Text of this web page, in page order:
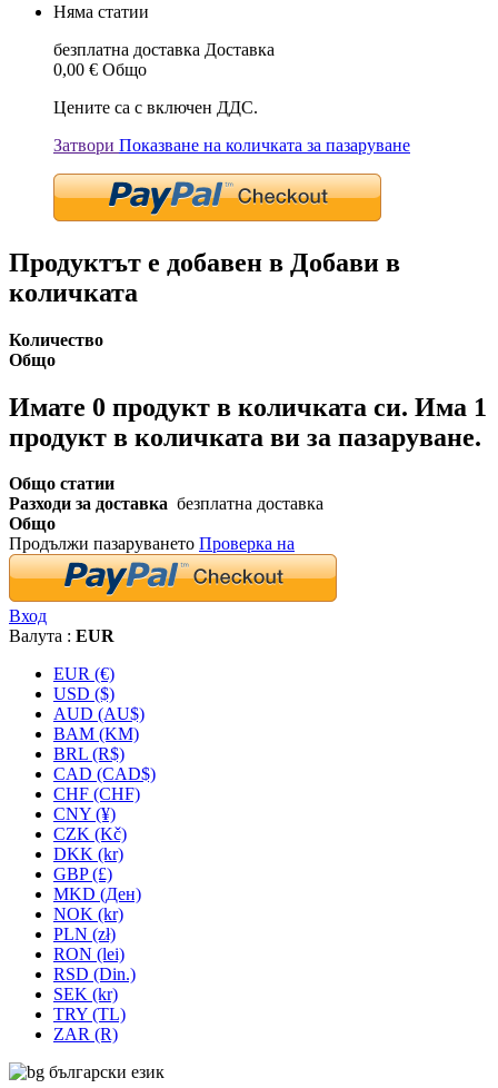
Няма статии
безплатна доставка Доставка
0,00 € Общо
Цените са с включен ДДС.
Затвори Показване на количката за пазаруване
Продуктът е добавен в Добави в
количката
Количество
Общо
Имате 0 продукт в количката си. Има 1
продукт в количката ви за пазаруване.
Общо статии
Разходи за доставка безплатна доставка
Общо
Продължи пазаруването Проверка на
Вход
Валута : EUR
EUR (€)
USD ($)
AUD (AU$)
BAM (KM)
BRL (R$)
CAD (CAD$)
CHF (CHF)
CNY (¥)
CZK (Kč)
DKK (kr)
GBP (£)
MKD (Ден)
NOK (kr)
PLN (zł)
RON (lei)
RSD (Din.)
SEK (kr)
TRY (TL)
ZAR (R)
български език